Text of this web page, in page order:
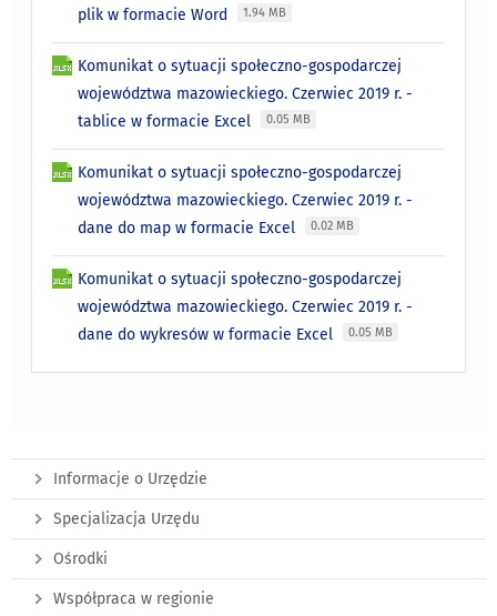
plik w formacie Word
1.94 MB
Komunikat o sytuacji społeczno-gospodarczej
województwa mazowieckiego. Czerwiec 2019 r. -
tablice w formacie Excel
0.05 MB
Komunikat o sytuacji społeczno-gospodarczej
województwa mazowieckiego. Czerwiec 2019 r. -
dane do map w formacie Excel
0.02 MB
Komunikat o sytuacji społeczno-gospodarczej
województwa mazowieckiego. Czerwiec 2019 r. -
dane do wykresów w formacie Excel
0.05 MB
Informacje o Urzędzie
Specjalizacja Urzędu
Ośrodki
Współpraca w regionie